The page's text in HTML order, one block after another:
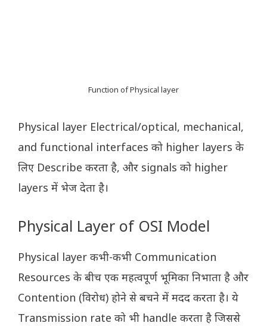
Function of Physical layer
Physical layer Electrical/optical, mechanical,
and functional interfaces को higher layers के
लिए Describe करता है, और signals को higher
layers में भेज देता है।
Physical Layer of OSI Model
Physical layer कभी-कभी Communication
Resources के बीच एक महत्वपूर्ण भूमिका निभाता है और
Contention (विरोध) होने से बचने में मदद करता है। ये
Transmission rate को भी handle करता है जिससे